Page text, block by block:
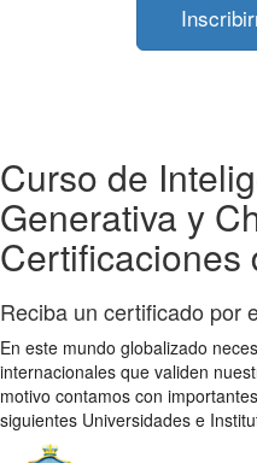
Curso de
Generativa y
Certificaciones
Reciba un certificado por
En este mundo globalizado
internacionales que validen
motivo contamos con
siguientes Universidades e